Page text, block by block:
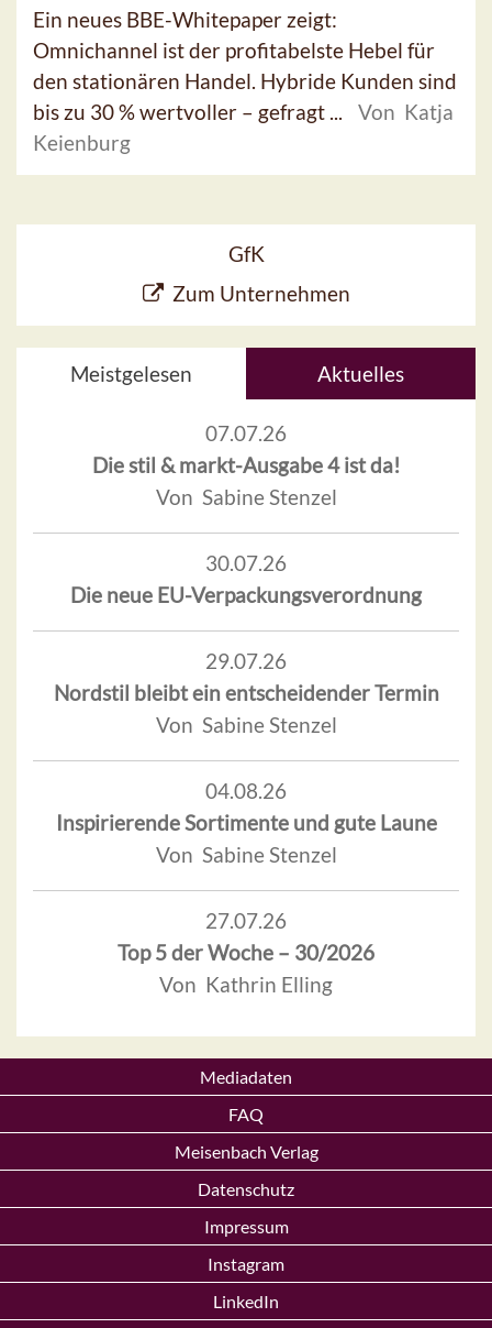
Ein neues BBE-Whitepaper zeigt:
Omnichannel ist der profitabelste Hebel für
den stationären Handel. Hybride Kunden sind
bis zu 30 % wertvoller – gefragt ...
Von Katja
Keienburg
GfK
Zum Unternehmen
Meistgelesen Aktuelles
07.07.26
Die stil & markt-Ausgabe 4 ist da!
Von Sabine Stenzel
30.07.26
Die neue EU-Verpackungsverordnung
29.07.26
Nordstil bleibt ein entscheidender Termin
Von Sabine Stenzel
04.08.26
Inspirierende Sortimente und gute Laune
Von Sabine Stenzel
27.07.26
Top 5 der Woche – 30/2026
Von Kathrin Elling
Mediadaten
FAQ
Meisenbach Verlag
Datenschutz
Impressum
Instagram
LinkedIn